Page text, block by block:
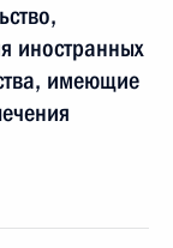
иностранных
имеющие